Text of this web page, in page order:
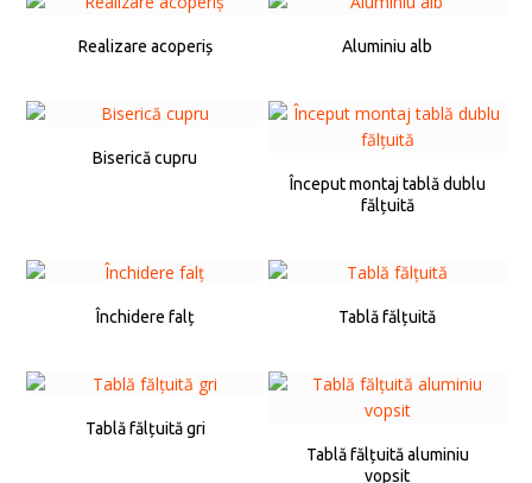
Realizare acoperiș Aluminiu alb
Biserică cupru
Început montaj tablă dublu
fălțuită
Închidere falț Tablă fălțuită
Tablă fălțuită gri
Tablă fălțuită aluminiu
vopsit